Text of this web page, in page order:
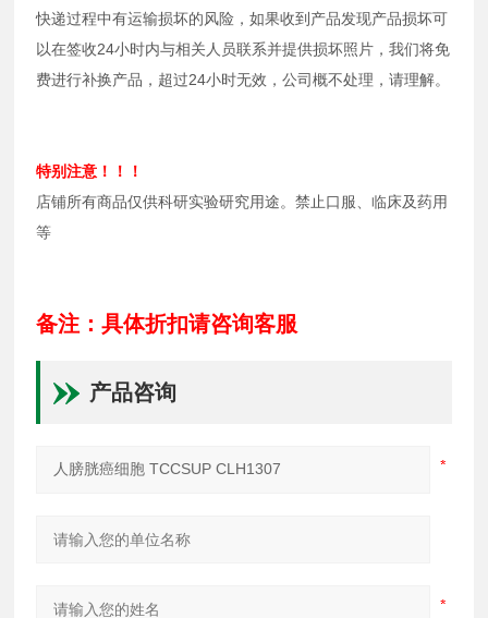
快递过程中有运输损坏的风险，如果收到产品发现产品损坏可
以在签收24小时内与相关人员联系并提供损坏照片，我们将免
费进行补换产品，超过24小时无效，公司概不处理，请理解。
特别注意！！！
店铺所有商品仅供科研实验研究用途。禁止口服、临床及药用
等
备注：具体折扣请咨询客服
产品咨询